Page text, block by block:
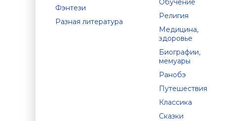
Фэнтези
Разная литература
Обучение
Религия
Медицина,
здоровье
Биографии,
мемуары
Ранобэ
Путешествия
Классика
Сказки